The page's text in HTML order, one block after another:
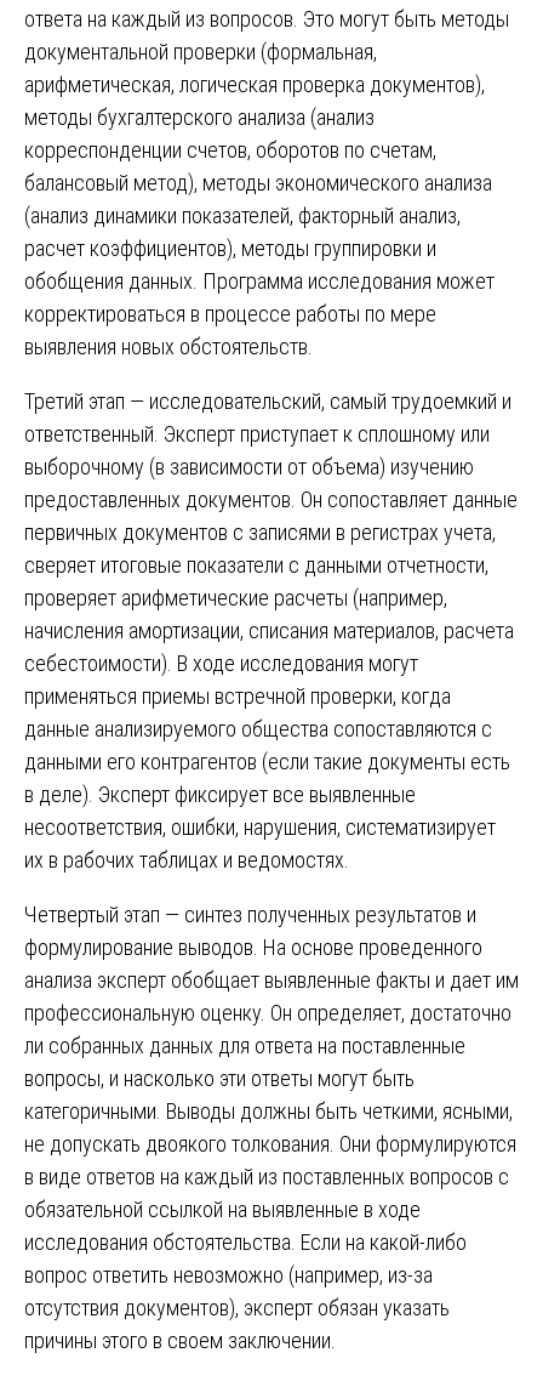
ответа на каждый из вопросов. Это могут быть методы
документальной проверки (формальная,
арифметическая, логическая проверка документов),
методы бухгалтерского анализа (анализ
корреспонденции счетов, оборотов по счетам,
балансовый метод), методы экономического анализа
(анализ динамики показателей, факторный анализ,
расчет коэффициентов), методы группировки и
обобщения данных. Программа исследования может
корректироваться в процессе работы по мере
выявления новых обстоятельств.
Третий этап — исследовательский, самый трудоемкий и
ответственный. Эксперт приступает к сплошному или
выборочному (в зависимости от объема) изучению
предоставленных документов. Он сопоставляет данные
первичных документов с записями в регистрах учета,
сверяет итоговые показатели с данными отчетности,
проверяет арифметические расчеты (например,
начисления амортизации, списания материалов, расчета
себестоимости). В ходе исследования могут
применяться приемы встречной проверки, когда
данные анализируемого общества сопоставляются с
данными его контрагентов (если такие документы есть
в деле). Эксперт фиксирует все выявленные
несоответствия, ошибки, нарушения, систематизирует
их в рабочих таблицах и ведомостях.
Четвертый этап — синтез полученных результатов и
формулирование выводов. На основе проведенного
анализа эксперт обобщает выявленные факты и дает им
профессиональную оценку. Он определяет, достаточно
ли собранных данных для ответа на поставленные
вопросы, и насколько эти ответы могут быть
категоричными. Выводы должны быть четкими, ясными,
не допускать двоякого толкования. Они формулируются
в виде ответов на каждый из поставленных вопросов с
обязательной ссылкой на выявленные в ходе
исследования обстоятельства. Если на какой-либо
вопрос ответить невозможно (например, из-за
отсутствия документов), эксперт обязан указать
причины этого в своем заключении.